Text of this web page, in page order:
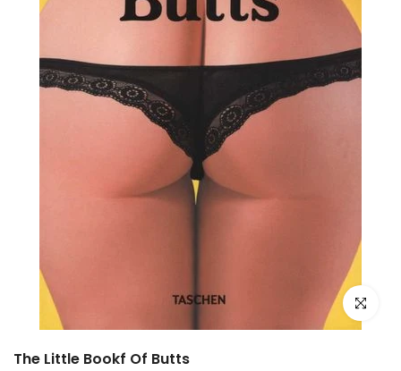
The Little Bookf Of Butts